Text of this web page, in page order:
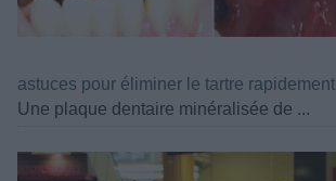
astuces pour éliminer le tartre rapidement
Une plaque dentaire minéralisée de ...